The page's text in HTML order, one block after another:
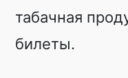
табачная
билеты.